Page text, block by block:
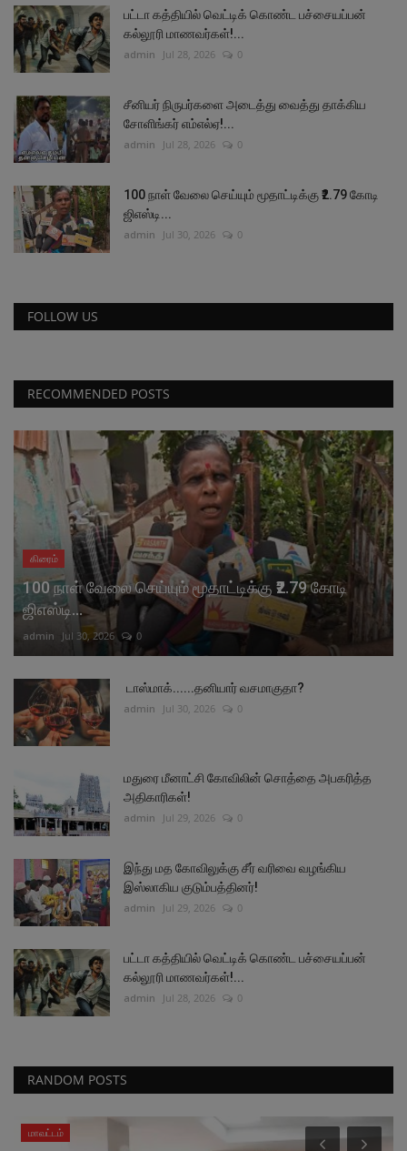
பட்டா கத்தியில் வெட்டிக் கொண்ட பச்சையப்பன்
கல்லூரி மாணவர்கள்!...
admin Jul 28, 2026 0
சீனியர் நிருபர்களை அடைத்து வைத்து தாக்கிய
சோளிங்கர் எம்எல்ஏ!...
admin Jul 28, 2026 0
100 நாள் வேலை செய்யும் மூதாட்டிக்கு ₹2.79 கோடி
ஜிஎஸ்டி...
admin Jul 30, 2026 0
FOLLOW US
RECOMMENDED POSTS
கிரைம்
100 நாள் வேலை செய்யும் மூதாட்டிக்கு ₹2.79 கோடி
ஜிஎஸ்டி...
admin Jul 30, 2026 0
டாஸ்மாக்......தனியார் வசமாகுதா?
admin Jul 30, 2026 0
மதுரை மீனாட்சி கோவிலின் சொத்தை அபகரித்த
அதிகாரிகள்!
admin Jul 29, 2026 0
இந்து மத கோவிலுக்கு சீர் வரிவை வழங்கிய
இஸ்லாகிய குடும்பத்தினர்!
admin Jul 29, 2026 0
பட்டா கத்தியில் வெட்டிக் கொண்ட பச்சையப்பன்
கல்லூரி மாணவர்கள்!...
admin Jul 28, 2026 0
RANDOM POSTS
மாவட்டம்